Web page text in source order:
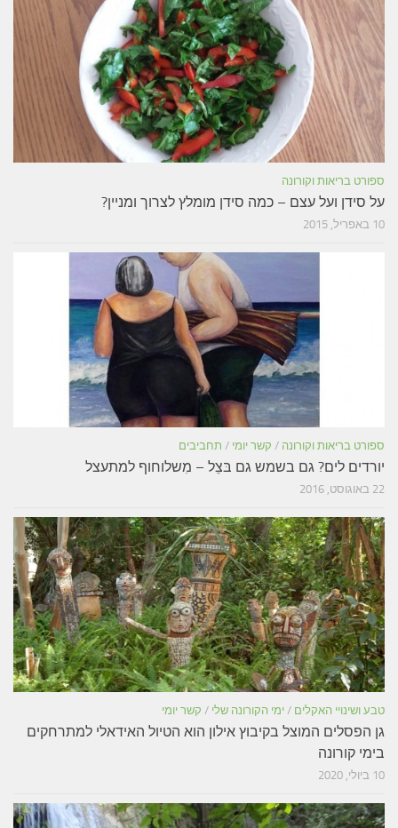
ספורט בריאות וקורונה
על סידן ועל עצם – כמה סידן מומלץ לצרוך ומניין?
10 באפריל, 2015
ספורט בריאות וקורונה / קשר יומי / תחביבים
יורדים לים? גם בשמש גם בּצֵל – מִשלוחוף למתעצל
22 באוגוסט, 2016
טבע ושינויי האקלים / ימי הקורונה שלי / קשר יומי
גן הפסלים המוצל בקיבוץ אילון הוא הטיול האידאלי למתרחקים
בימי קורונה
10 ביולי, 2020